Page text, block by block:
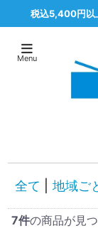
税込5,400円以
全て 地域ご
7件の商品が見